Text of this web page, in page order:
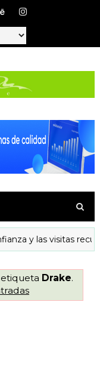
las visitas recurrentes
Drake.